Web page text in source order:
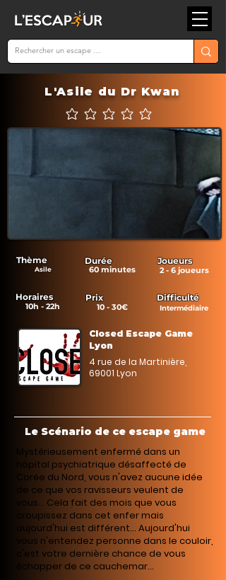
L'Asile du Dr Kwan
Aucune note pour le moment
Thème
Asile
Durée
60 minutes
Joueurs
2 - 6 joueurs
Horaires
10h - 22h
Prix
10 - 30€
Difficulté
Intermédiaire
Closed Escape Game
Lyon
4 rue de la Martinière,
69001 Lyon
Le Scénario de ce escape game
Mystérieusement enfermé dans un
hôpital psychiatrique désaffecté de
Corée du Nord, vous n'avez aucune idée
de ce que vos ravisseurs veulent de
vous... Cela fait des mois que vous
croupissez dans cet enfer mais
aujourd'hui est différent... Aujourd'hui
vous n'entendez personne dans le couloir,
c'est votre dernière chance de vous
échapper de ce cauchemar...